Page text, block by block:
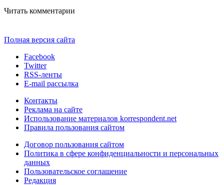
Читать комментарии
Полная версия сайта
Facebook
Twitter
RSS-ленты
E-mail рассылка
Контакты
Реклама на сайте
Использование материалов korrespondent.net
Правила пользования сайтом
Договор пользования сайтом
Политика в сфере конфиденциальности и персональных
данных
Пользовательское соглашение
Редакция